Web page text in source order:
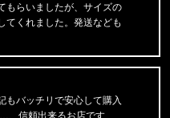
がとうございます。
とうございます。
ブランド
もらいましたが、サイズの
てくれました。発送なども
もバッチリで安心して購入
、信頼出来るお店です